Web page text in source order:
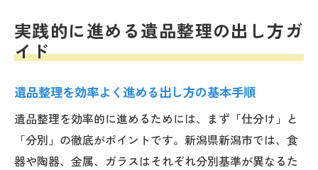
実践的に進める遺品整理の出し方ガ
イド
遺品整理を効率よく進める出し方の基本手順
遺品整理を効率的に進めるためには、まず「仕分け」と
「分別」の徹底がポイントです。新潟県新潟市では、食
器や陶器、金属、ガラスはそれぞれ分別基準が異なるた